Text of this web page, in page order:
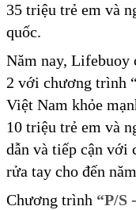
35 triệu trẻ em và
quốc.
Năm nay, Lifebuoy
2 với chương trình
Việt Nam khỏe
10 triệu trẻ em và
dẫn và tiếp cận với
rửa tay cho đến
Chương trình “P/S